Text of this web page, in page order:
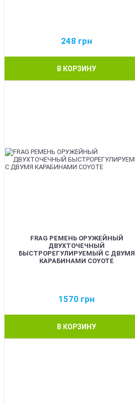
248 грн
В КОРЗИНУ
FRAG РЕМЕНЬ ОРУЖЕЙНЫЙ
ДВУХТОЧЕЧНЫЙ
БЫСТРОРЕГУЛИРУЕМЫЙ С ДВУМЯ
КАРАБИНАМИ COYOTE
1570 грн
В КОРЗИНУ